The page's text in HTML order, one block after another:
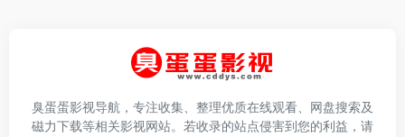
臭蛋蛋影视导航，专注收集、整理优质在线观看、网盘搜索及
磁力下载等相关影视网站。若收录的站点侵害到您的利益，请